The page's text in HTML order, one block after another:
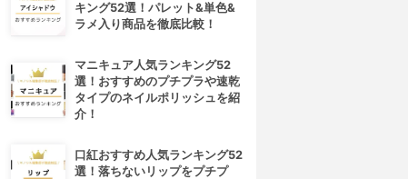
キング52選！パレット&単色&
ラメ入り商品を徹底比較！
マニキュア人気ランキング52
選！おすすめのプチプラや速乾
タイプのネイルポリッシュを紹
介！
口紅おすすめ人気ランキング52
選！落ちないリップをプチプ